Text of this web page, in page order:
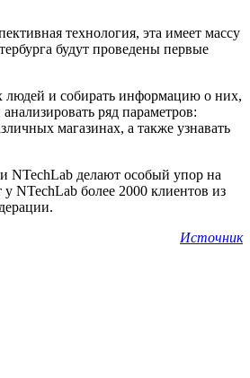
технология, эта имеет массу
будут проведены первые
людей и собирать информацию о них,
ряд параметров:
магазинах, а также узнавать
NTechLab делают особый упор на
NTechLab более 2000 клиентов из
Источник